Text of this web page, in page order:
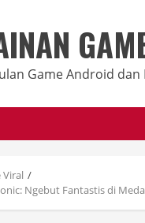
Game Android dan
Viral
Ngebut Fantastis di